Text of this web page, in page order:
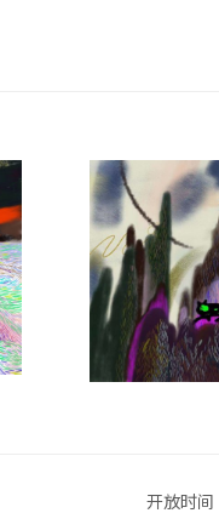
开放时间